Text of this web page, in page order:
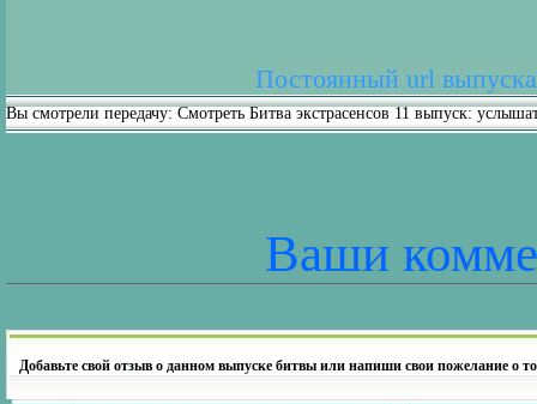
Постоянный url
Вы смотрели передачу: Смотреть Битва экстрасенсов 11 выпуск:
Ваши
Добавьте свой отзыв о данном выпуске битвы или напиши свои пожелание о